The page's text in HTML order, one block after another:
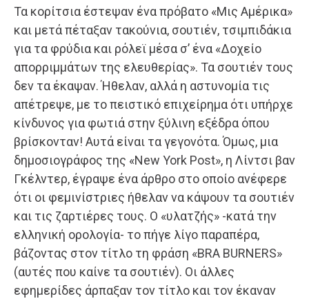
Τα κορίτσια έστεψαν ένα πρόβατο «Μις Αμέρικα»
και μετά πέταξαν τακούνια, σουτιέν, τσιμπιδάκια
για τα φρύδια και ρόλεϊ μέσα σ’ ένα «Δοχείο
απορριμμάτων της ελευθερίας». Τα σουτιέν τους
δεν τα έκαψαν. Ήθελαν, αλλά η αστυνομία τις
απέτρεψε, με το πειστικό επιχείρημα ότι υπήρχε
κίνδυνος για φωτιά στην ξύλινη εξέδρα όπου
βρίσκονταν! Αυτά είναι τα γεγονότα. Όμως, μια
δημοσιογράφος της «New York Post», η Λίντσι βαν
Γκέλντερ, έγραψε ένα άρθρο στο οποίο ανέφερε
ότι οι φεμινίστριες ήθελαν να κάψουν τα σουτιέν
και τις ζαρτιέρες τους. Ο «υλατζής» -κατά την
ελληνική ορολογία- το πήγε λίγο παραπέρα,
βάζοντας στον τίτλο τη φράση «BRA BURNERS»
(αυτές που καίνε τα σουτιέν). Οι άλλες
εφημερίδες άρπαξαν τον τίτλο και τον έκαναν